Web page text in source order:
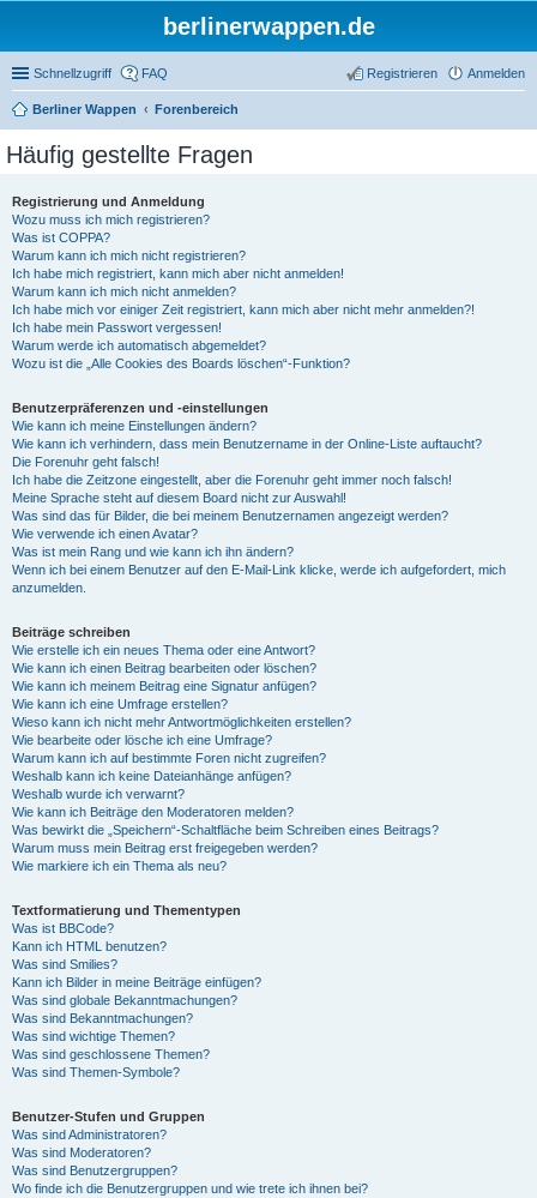
berlinerwappen.de
Schnellzugriff FAQ Anmelden
Registrieren
Berliner Wappen Forenbereich
Häufig gestellte Fragen
Registrierung und Anmeldung
Wozu muss ich mich registrieren?
Was ist COPPA?
Warum kann ich mich nicht registrieren?
Ich habe mich registriert, kann mich aber nicht anmelden!
Warum kann ich mich nicht anmelden?
Ich habe mich vor einiger Zeit registriert, kann mich aber nicht mehr anmelden?!
Ich habe mein Passwort vergessen!
Warum werde ich automatisch abgemeldet?
Wozu ist die „Alle Cookies des Boards löschen“-Funktion?
Benutzerpräferenzen und -einstellungen
Wie kann ich meine Einstellungen ändern?
Wie kann ich verhindern, dass mein Benutzername in der Online-Liste auftaucht?
Die Forenuhr geht falsch!
Ich habe die Zeitzone eingestellt, aber die Forenuhr geht immer noch falsch!
Meine Sprache steht auf diesem Board nicht zur Auswahl!
Was sind das für Bilder, die bei meinem Benutzernamen angezeigt werden?
Wie verwende ich einen Avatar?
Was ist mein Rang und wie kann ich ihn ändern?
Wenn ich bei einem Benutzer auf den E-Mail-Link klicke, werde ich aufgefordert, mich
anzumelden.
Beiträge schreiben
Wie erstelle ich ein neues Thema oder eine Antwort?
Wie kann ich einen Beitrag bearbeiten oder löschen?
Wie kann ich meinem Beitrag eine Signatur anfügen?
Wie kann ich eine Umfrage erstellen?
Wieso kann ich nicht mehr Antwortmöglichkeiten erstellen?
Wie bearbeite oder lösche ich eine Umfrage?
Warum kann ich auf bestimmte Foren nicht zugreifen?
Weshalb kann ich keine Dateianhänge anfügen?
Weshalb wurde ich verwarnt?
Wie kann ich Beiträge den Moderatoren melden?
Was bewirkt die „Speichern“-Schaltfläche beim Schreiben eines Beitrags?
Warum muss mein Beitrag erst freigegeben werden?
Wie markiere ich ein Thema als neu?
Textformatierung und Thementypen
Was ist BBCode?
Kann ich HTML benutzen?
Was sind Smilies?
Kann ich Bilder in meine Beiträge einfügen?
Was sind globale Bekanntmachungen?
Was sind Bekanntmachungen?
Was sind wichtige Themen?
Was sind geschlossene Themen?
Was sind Themen-Symbole?
Benutzer-Stufen und Gruppen
Was sind Administratoren?
Was sind Moderatoren?
Was sind Benutzergruppen?
Wo finde ich die Benutzergruppen und wie trete ich ihnen bei?